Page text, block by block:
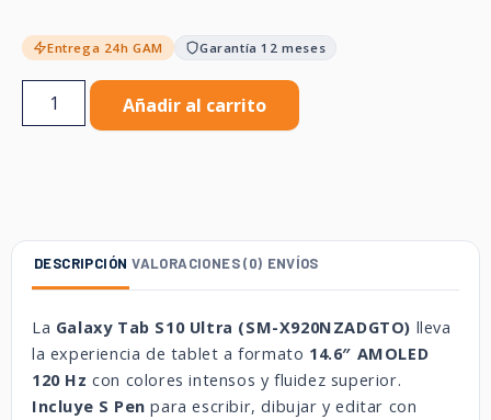
Entrega 24h GAM Garantía 12 meses
Añadir al carrito
DESCRIPCIÓN VALORACIONES (0) ENVÍOS
La Galaxy Tab S10 Ultra (SM-X920NZADGTO) lleva
la experiencia de tablet a formato 14.6″ AMOLED
120 Hz con colores intensos y fluidez superior.
Incluye S Pen para escribir, dibujar y editar con